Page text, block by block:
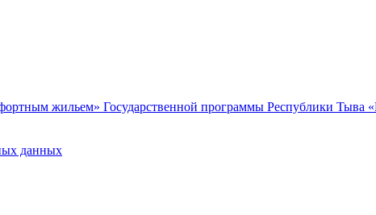
жильем» Государственной программы Республики Тыва
данных